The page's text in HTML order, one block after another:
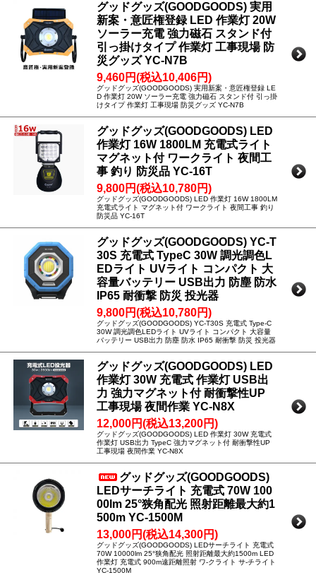
グッドグッズ(GOODGOODS) 実用
新案・意匠権登録 LED 作業灯 20W
ソーラー充電 強力磁石 スタンド付
引っ掛けタイプ 作業灯 工事現場 防
災グッズ YC-N7B
9,460円(税込10,406円)
グッドグッズ(GOODGOODS) 実用新案・意匠権登録 LE
D 作業灯 20W ソーラー充電 強力磁石 スタンド付 引っ掛
けタイプ 作業灯 工事現場 防災グッズ YC-N7B
グッドグッズ(GOODGOODS) LED
作業灯 16W 1800LM 充電式ライト
マグネット付 ワークライト 夜間工
事 釣り 防災品 YC-16T
9,800円(税込10,780円)
グッドグッズ(GOODGOODS) LED 作業灯 16W 1800LM
充電式ライト マグネット付 ワークライト 夜間工事 釣り
防災品 YC-16T
グッドグッズ(GOODGOODS) YC-T
30S 充電式 TypeC 30W 調光調色L
EDライト UVライト コンパクト 大
容量バッテリー USB出力 防塵 防水
IP65 耐衝撃 防災 投光器
9,800円(税込10,780円)
グッドグッズ(GOODGOODS) YC-T30S 充電式 Type-C
30W 調光調色LEDライト UVライト コンパクト 大容量
バッテリー USB出力 防塵 防水 IP65 耐衝撃 防災 投光器
グッドグッズ(GOODGOODS) LED
作業灯 30W 充電式 作業灯 USB出
力 強力マグネット付 耐衝撃性UP
工事現場 夜間作業 YC-N8X
12,000円(税込13,200円)
グッドグッズ(GOODGOODS) LED 作業灯 30W 充電式
作業灯 USB出力 TypeC 強力マグネット付 耐衝撃性UP
工事現場 夜間作業 YC-N8X
グッドグッズ(GOODGOODS)
LEDサーチライト 充電式 70W 100
00lm 25°狭角配光 照射距離最大約1
500m YC-1500M
13,000円(税込14,300円)
グッドグッズ(GOODGOODS) LEDサーチライト 充電式
70W 10000lm 25°狭角配光 照射距離最大約1500m LED
作業灯 充電式 900m遠距離照射 ワ-クライト サ-チライト
YC-1500M